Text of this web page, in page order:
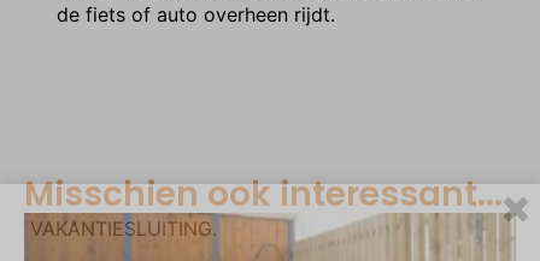
de fiets of auto overheen rijdt.
Misschien ook interessant...
VAKANTIESLUITING.